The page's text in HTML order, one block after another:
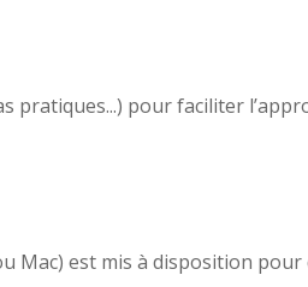
pratiques...) pour faciliter
Mac) est mis à disposition pour